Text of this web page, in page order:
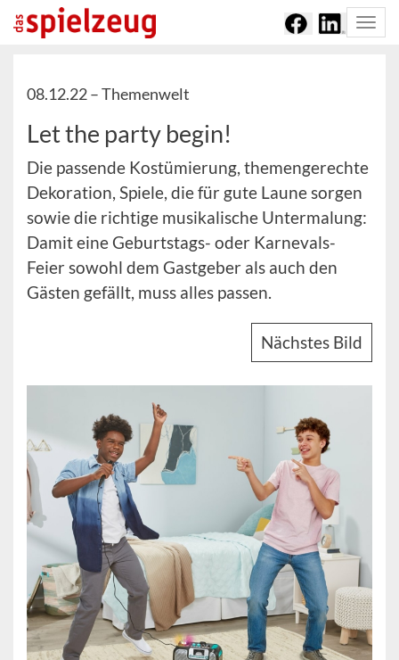
08.12.22 –Themenwelt
Let the party begin!
Die passende Kostümierung, themengerechte
Dekoration, Spiele, die für gute Laune sorgen
sowie die richtige musikalische Untermalung:
Damit eine Geburtstags- oder Karnevals-
Feier sowohl dem Gastgeber als auch den
Gästen gefällt, muss alles passen.
Nächstes Bild